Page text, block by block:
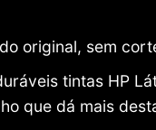
original, sem
tintas HP
que dá mais